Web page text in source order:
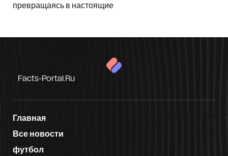
превращаясь в настоящие
Facts-Portal.ru
Главная
Все новости
футбол